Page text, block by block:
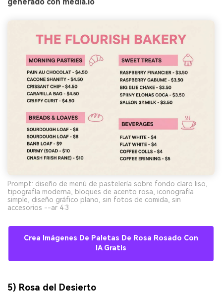
Prompt: diseño de menú de pastelería sobre fondo claro liso,
tipografía moderna, bloques de acento rosa, iconografía
simple, diseño gráfico plano, sin fotos de comida, sin
accesorios --ar 4:3
Crea Imágenes De Paletas De Rosa Rosado Con
IA Gratis
5) Rosa del Desierto